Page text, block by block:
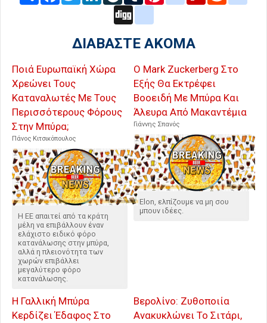
ΔΙΑΒΑΣΤΕ ΑΚΟΜΑ
Ποιά Ευρωπαϊκή Χώρα
Χρεώνει Τους
Καταναλωτές Με Τους
Περισσότερους Φόρους
Στην Μπύρα;
Πάνος Κιτσικόπουλος
Η ΕΕ απαιτεί από τα κράτη
μέλη να επιβάλλουν έναν
ελάχιστο ειδικό φόρο
κατανάλωσης στην μπύρα,
αλλά η πλειονότητα των
χωρών επιβάλλει
μεγαλύτερο φόρο
κατανάλωσης.
Ο Mark Zuckerberg Στο
Εξής Θα Εκτρέφει
Βοοειδή Με Μπύρα Και
Άλευρα Από Μακαντέμια
Γιάννης Σπανός
Elon, ελπίζουμε να μη σου
μπουν ιδέες.
Η Γαλλική Μπύρα
Κερδίζει Έδαφος Στο
Βερολίνο: Ζυθοποιία
Ανακυκλώνει Το Σιτάρι,